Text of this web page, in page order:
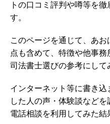
トの口コミ評判や噂等を
す。
このページを通じて、あ
点も含めて、特徴や他事務
司法書士選びの参考にして
インターネット等に書き
した人の声・体験談などを
電話相談を利用してみた結